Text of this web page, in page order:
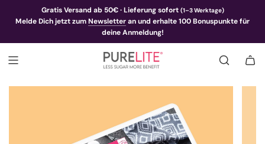
Gratis Versand ab 50€ · Lieferung sofort (1–3 Werktage)
Melde Dich jetzt zumNewsletteran und erhalte 100 Bonuspunkte für
deine Anmeldung!